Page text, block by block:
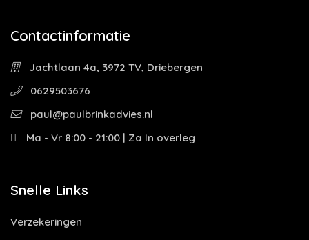
Contactinformatie
Jachtlaan 4a, 3972 TV, Driebergen
0629503676
paul@paulbrinkadvies.nl
Ma - Vr 8:00 - 21:00 | Za In overleg
Snelle Links
Verzekeringen